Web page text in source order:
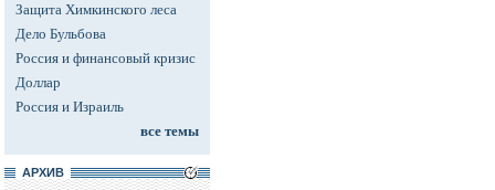
Защита Химкинского леса
Дело Бульбова
Россия и финансовый кризис
Доллар
Россия и Израиль
все темы
АРХИВ